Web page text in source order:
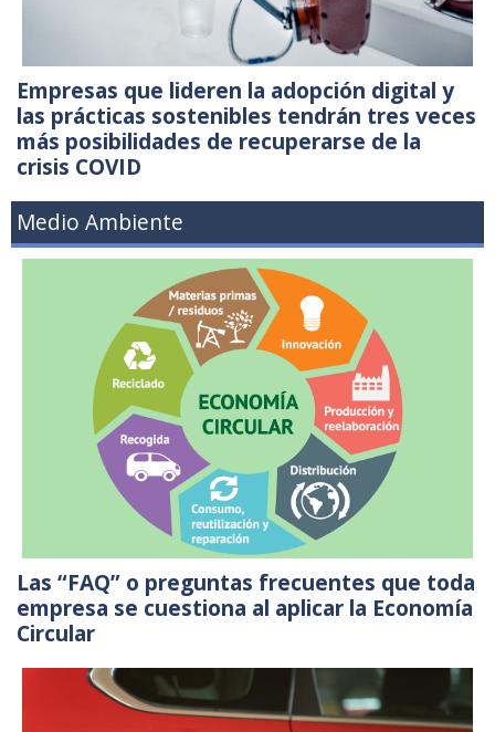
Empresas que lideren la adopción digital y
las prácticas sostenibles tendrán tres veces
más posibilidades de recuperarse de la
crisis COVID
Medio Ambiente
Las “FAQ” o preguntas frecuentes que toda
empresa se cuestiona al aplicar la Economía
Circular